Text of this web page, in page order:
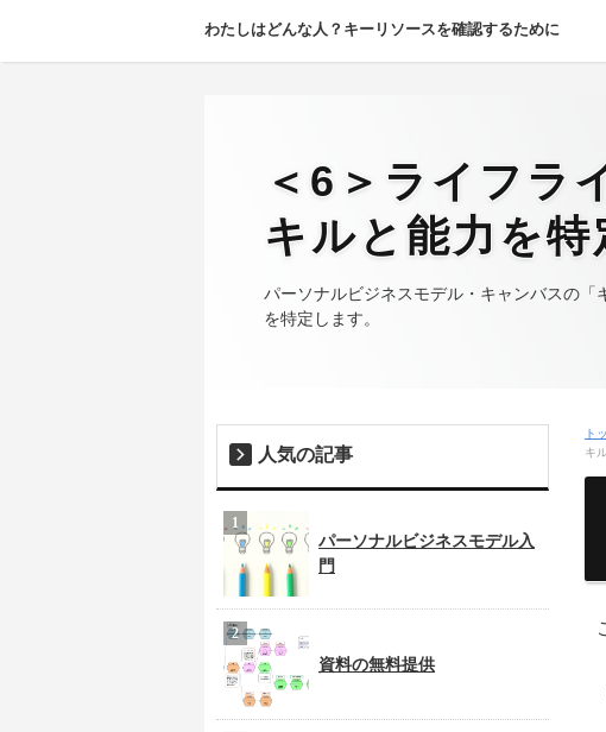
わたしはどんな人？キーリソースを確認するために
＜6＞ライフラ
キルと能力を
パーソナルビジネスモデル・キャンバスの
を特定します。
ト
キ
人気の記事
パーソナルビジネスモデル入
門
資料の無料提供